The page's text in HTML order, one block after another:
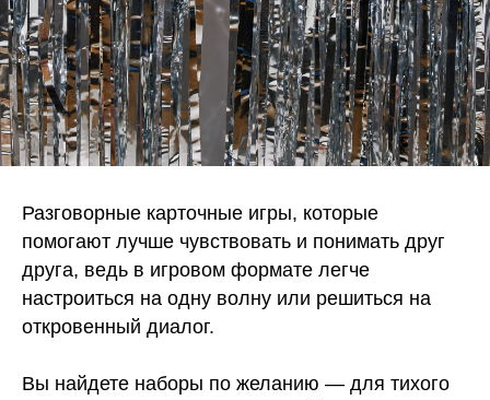
Разговорные карточные игры, которые
помогают лучше чувствовать и понимать друг
друга, ведь в игровом формате легче
настроиться на одну волну или решиться на
откровенный диалог.
Вы найдете наборы по желанию — для тихого